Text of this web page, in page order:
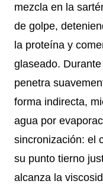
mezcla en la
de golpe,
la proteína y
glaseado.
penetra
forma indirecta,
agua por
sincronización: el
su punto tierno
alcanza la